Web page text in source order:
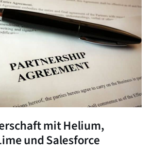
mit Helium,
und Salesforce